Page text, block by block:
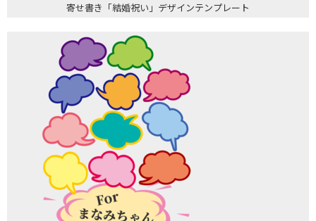
寄せ書き「結婚祝い」デザインテンプレート